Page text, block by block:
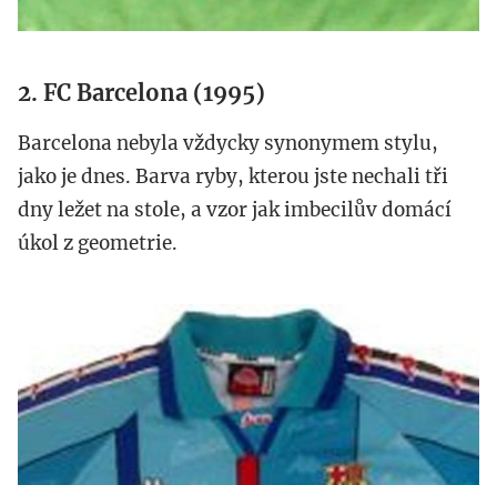
2. FC Barcelona (1995)
Barcelona nebyla vždycky synonymem stylu,
jako je dnes. Barva ryby, kterou jste nechali tři
dny ležet na stole, a vzor jak imbecilův domácí
úkol z geometrie.
barcelona.jpg